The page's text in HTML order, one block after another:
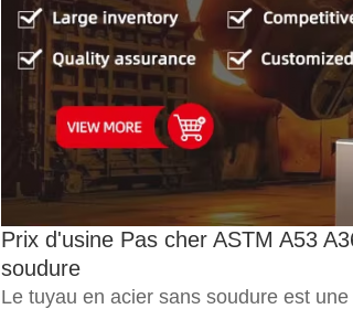
Prix d'usine Pas cher ASTM A53
soudure
Le tuyau en acier sans soudure est